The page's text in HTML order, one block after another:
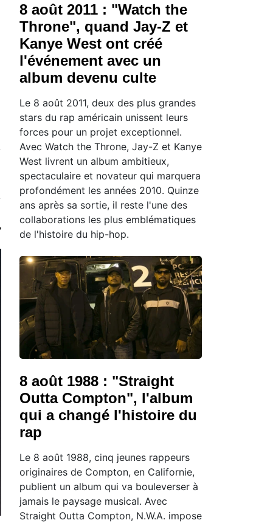
8 août 2011 : "Watch the
Throne", quand Jay-Z et
Kanye West ont créé
l'événement avec un
album devenu culte
Le 8 août 2011, deux des plus grandes
stars du rap américain unissent leurs
forces pour un projet exceptionnel.
Avec Watch the Throne, Jay-Z et Kanye
West livrent un album ambitieux,
spectaculaire et novateur qui marquera
profondément les années 2010. Quinze
ans après sa sortie, il reste l'une des
collaborations les plus emblématiques
de l'histoire du hip-hop.
8 août 1988 : "Straight
Outta Compton", l'album
qui a changé l'histoire du
rap
Le 8 août 1988, cinq jeunes rappeurs
originaires de Compton, en Californie,
publient un album qui va bouleverser à
jamais le paysage musical. Avec
Straight Outta Compton, N.W.A. impose